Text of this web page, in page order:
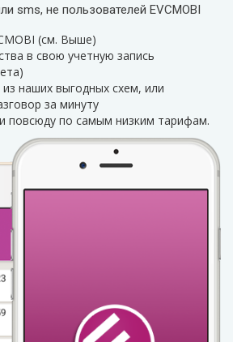
sms, не пользователей EVCMOBI
(см. Выше)
в свою учетную запись
наших выгодных схем, или
за минуту
повсюду по самым низким тарифам.